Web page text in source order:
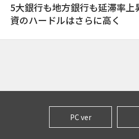
5大銀行も地方銀行も延滞率
資のハードルはさらに高く
PC ver